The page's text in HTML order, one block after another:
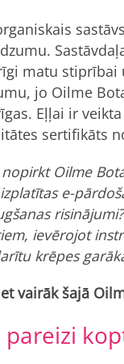
matu stiprībai
jo Oilme
Eļļai ir
sertifikāts
Oilme
e-
ievērojot
krēpes
vairāk šajā
pareizi